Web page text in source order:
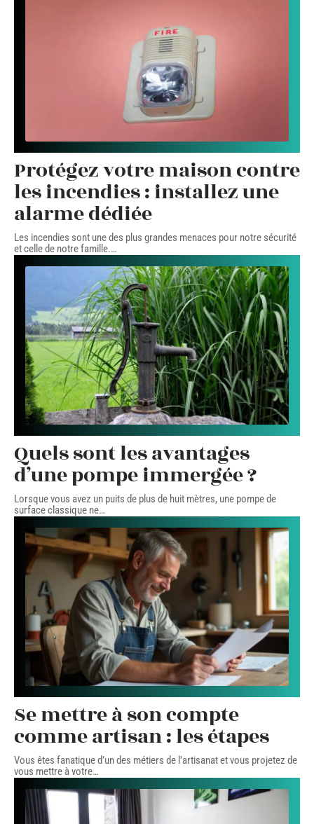
Protégez votre maison contre
les incendies : installez une
alarme dédiée
Les incendies sont une des plus grandes menaces pour notre sécurité
et celle de notre famille.…
Quels sont les avantages
d’une pompe immergée ?
Lorsque vous avez un puits de plus de huit mètres, une pompe de
surface classique ne…
Se mettre à son compte
comme artisan : les étapes
Vous êtes fanatique d’un des métiers de l’artisanat et vous projetez de
vous mettre à votre…